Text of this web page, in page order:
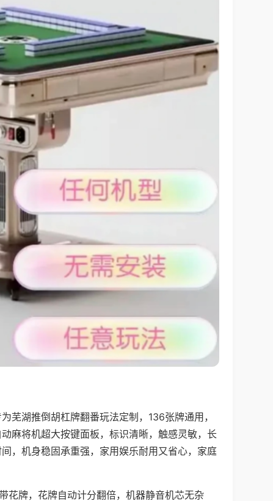
芜湖推倒胡杠牌翻番玩法定制，136张牌通用，
麻将机超大按键面板，标识清晰，触感灵敏，长
，机身稳固承重强，家用娱乐耐用又省心，家庭
花牌，花牌自动计分翻倍，机器静音机芯无杂